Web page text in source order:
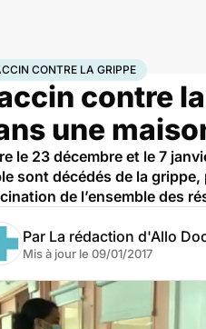
SantéMédicamentsVaccin contre la
CONTRE LA GRIPPE
contre
une
le 23 décembre et le 7
sont décédés de la
de l’ensemble des
Par La rédaction d'Allo
Mis à jour le 09/01/2017